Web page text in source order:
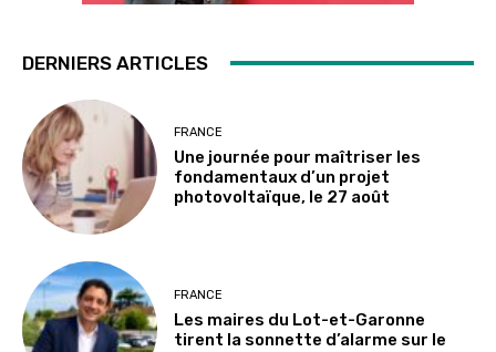
DERNIERS ARTICLES
FRANCE
Une journée pour maîtriser les
fondamentaux d’un projet
photovoltaïque, le 27 août
FRANCE
Les maires du Lot-et-Garonne
tirent la sonnette d’alarme sur le